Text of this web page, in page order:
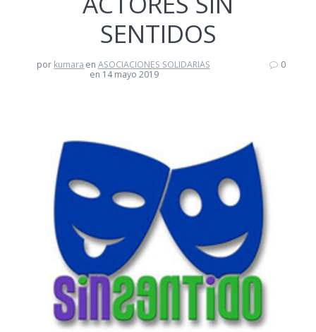
SENTIDOS
por kumara en ASOCIACIONES SOLIDARIAS
en 14 mayo 2019
0